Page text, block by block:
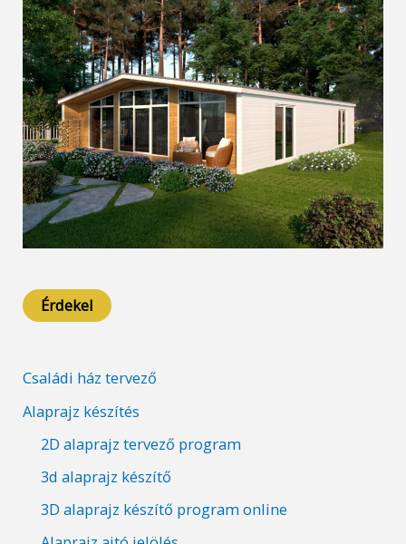
Érdekel
Családi ház tervező
Alaprajz készítés
2D alaprajz tervező program
3d alaprajz készítő
3D alaprajz készítő program online